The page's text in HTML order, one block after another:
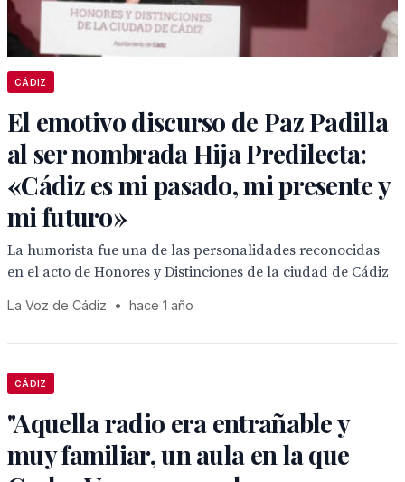
CÁDIZ
El emotivo discurso de Paz Padilla
al ser nombrada Hija Predilecta:
«Cádiz es mi pasado, mi presente y
mi futuro»
La humorista fue una de las personalidades reconocidas
en el acto de Honores y Distinciones de la ciudad de Cádiz
La Voz de Cádiz • hace 1 año
CÁDIZ
"Aquella radio era entrañable y
muy familiar, un aula en la que